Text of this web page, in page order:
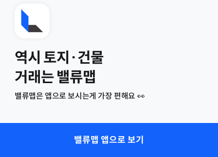
역시 토지·건물
거래는 밸류맵
밸류맵은 앱으로 보시는게 가장 편해요 👀
밸류맵 앱으로 보기